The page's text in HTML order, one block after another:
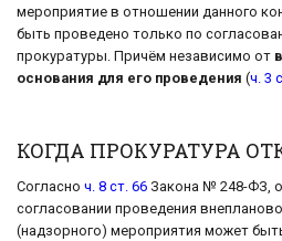
мероприятие в отношении данного
быть проведено только по
прокуратуры. Причём независимо от
основания для его проведения (ч. 3
КОГДА ПРОКУРАТУРА
Согласно ч. 8 ст. 66 Закона № 248-ФЗ,
согласовании проведения
(надзорного) мероприятия может